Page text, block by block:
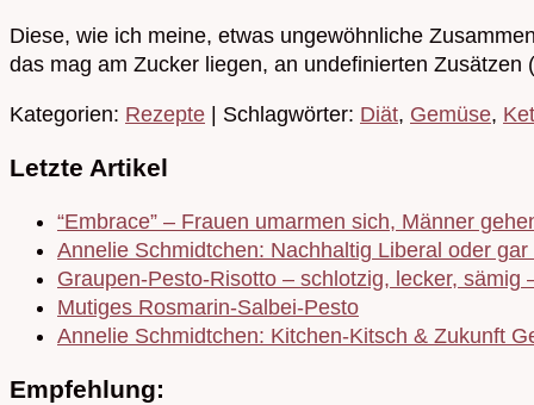
Diese, wie ich meine, etwas ungewöhnliche
das mag am Zucker liegen, an undefinierten
Kategorien: Rezepte | Schlagwörter: Diät, Gemüse,
Letzte Artikel
“Embrace” – Frauen umarmen sich, Männer
Annelie Schmidtchen: Nachhaltig Liberal oder gar
Graupen-Pesto-Risotto – schlotzig, lecker, sämig
Mutiges Rosmarin-Salbei-Pesto
Annelie Schmidtchen: Kitchen-Kitsch & Zukunft
Empfehlung: